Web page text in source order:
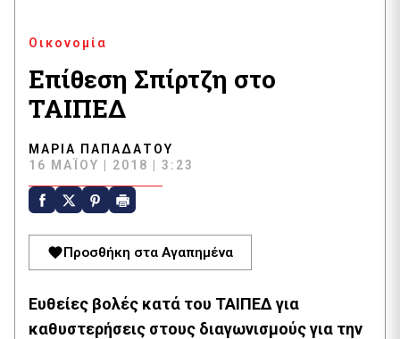
Οικονομία
Επίθεση Σπίρτζη στο
ΤΑΙΠΕΔ
ΜΑΡΊΑ ΠΑΠΑΔΆΤΟΥ
16 ΜΑΪ́ΟΥ | 2018 | 3:23
Προσθήκη στα Αγαπημένα
Ευθείες βολές κατά του ΤΑΙΠΕΔ για
καθυστερήσεις στους διαγωνισμούς για την